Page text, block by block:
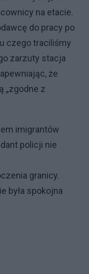
na etacie.
do pracy po
czego traciliśmy
zarzuty stacja
że
„zgodne z
imigrantów
policji nie
granicy.
była spokojna